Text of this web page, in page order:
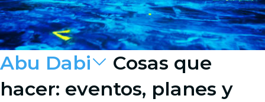
Abu Dabi
Cosas que
hacer: eventos, planes y